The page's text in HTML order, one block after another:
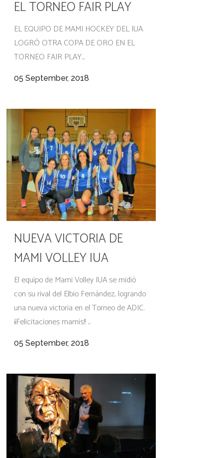
EL TORNEO FAIR PLAY
EL EQUIPO DE MAMI HOCKEY DEL IUA
LOGRÓ OTRA COPA DE ORO EN EL
TORNEO FAIR PLAY...
05 September, 2018
NUEVA VICTORIA DE
MAMI VOLLEY IUA
El equipo de Mami Volley IUA se midió
con su rival del Elbio Fernández, logrando
una nueva victoria en el Torneo de ADIC.
¡¡Felicitaciones mamis!! ...
05 September, 2018